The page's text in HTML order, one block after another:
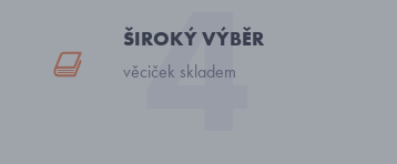
ŠIROKÝ VÝBĚR
věciček skladem